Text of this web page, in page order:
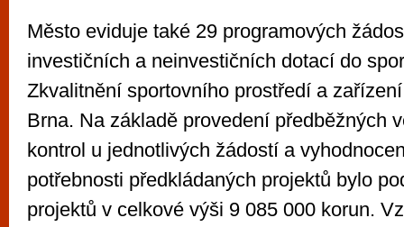
Město eviduje také 29 programových
investičních a neinvestičních dotací do
Zkvalitnění sportovního prostředí a
Brna. Na základě provedení předběžných
kontrol u jednotlivých žádostí a
potřebnosti předkládaných projektů bylo
projektů v celkové výši 9 085 000 korun.